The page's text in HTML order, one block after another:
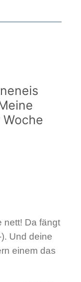
nett! Da fängt
Und deine
einem das